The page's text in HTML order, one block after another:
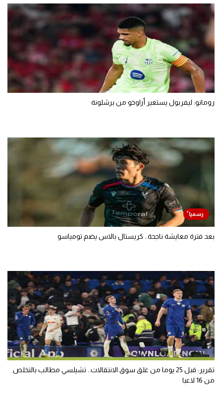
رومانو: ليفربول يستعير أراوخو من برشلونة
بعد فترة معايشة ناجحة.. كريستال بالاس يضم تومياسو
تقرير: قبل 25 يوما من غلق سوق الانتقالات.. تشيلسي مطالب بالتخلص
من 16 لاعبا